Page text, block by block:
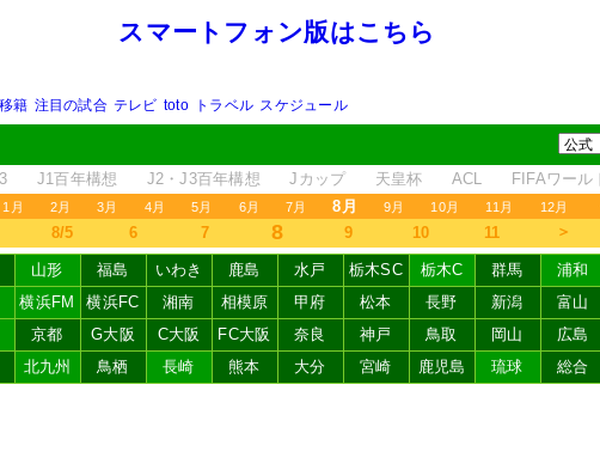
スマートフォン版はこちら
移籍 注目の試合 テレビ toto トラベル スケジュール
J1百年構想 J2・J3百年構想 Jカップ 天皇杯 ACL FIFAワール
1月 2月 3月 4月 5月 6月 7月 8月 9月 10月 11月 12月
8/5 6 7 8 9 10 11 ＞
山形 福島 いわき 鹿島 水戸 栃木SC 栃木C 群馬 浦和
横浜FM 横浜FC 湘南 相模原 甲府 松本 長野 新潟 富山
京都 G大阪 C大阪 FC大阪 奈良 神戸 鳥取 岡山 広島
北九州 鳥栖 長崎 熊本 大分 宮崎 鹿児島 琉球 総合